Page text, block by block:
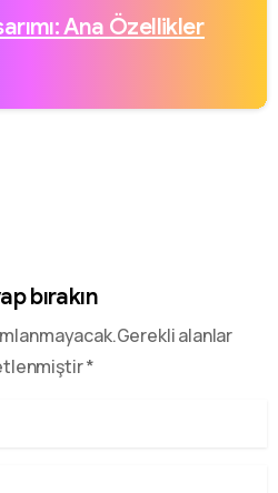
Ana Özellikler
bırakın
alanlar
*